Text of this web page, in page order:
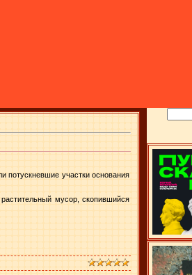
потускневшие участки основания
мусор, скопившийся